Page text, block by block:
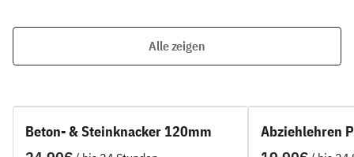
Alle zeigen
Beton- & Steinknacker 120mm Abziehlehren